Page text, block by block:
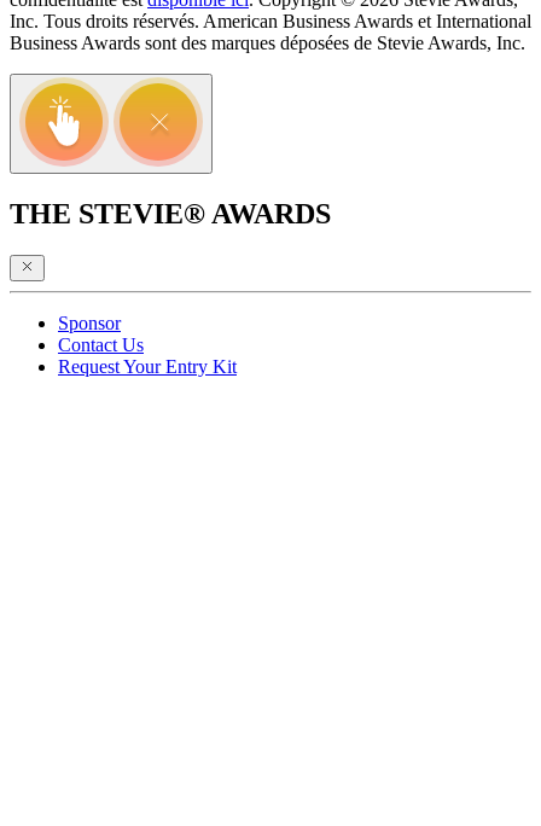
Inc. Tous droits réservés. American Business Awards et International
Business Awards sont des marques déposées de Stevie Awards, Inc.
THE STEVIE® AWARDS
Sponsor
Contact Us
Request Your Entry Kit